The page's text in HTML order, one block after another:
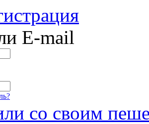
E-mail
со своим